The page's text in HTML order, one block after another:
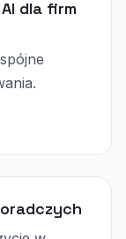
dla firm